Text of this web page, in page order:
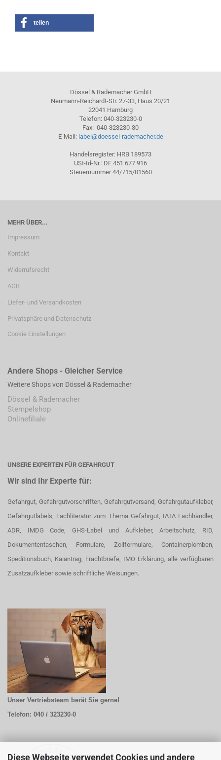
Diese Webseite verwendet Cookies und andere
teilen
Dössel & Rademacher GmbH
Neumann-Reichardt-Str. 27-33, Haus 20/21
22041 Hamburg
Telefon: 040-323230-0
Fax: 040-323230-30
E-Mail: label@doessel-rademacher.de
Handelsregister: HRB 189573
USt-Id-Nr.: DE 451 677 916
Steuernummer 44/715/01560
MEHR ÜBER...
Impressum
Kontakt
Widerrufsrecht
AGB
Liefer- und Versandkosten
Privatsphäre und Datenschutz
Cookie Einstellungen
Andere Shops - Gleicher Service
Weitere Shops von Dössel & Rademacher
Dössel & Rademacher
Stempelshop
Onlinefiliale
UNSERE EXPERTEN FÜR GEFAHRGUT
Wir sind Ihr Experte für:
Gefahrgut, Gefahrgutvorschriften, Gefahrgutversand, Gefahrgutaufkleber,
Gefahrgutlabels, Fachliteratur zum Thema Gefahrgut, IATA Fachhändler,
ADR, IMDG Code, GHS-Label und Aufkleber, Arbeitschutz, RID,
Dokumententaschen, Formulare, Zollformulare, Containerplomben,
Speditionsbuch, Kaiantrag, Frachtbriefe, IMO Erklärung, alle verfügbaren
Zusatzaufkleber sowie schriftliche Weisungen.
Unser Vertriebsteam berät Sie gerne!
Telefon: 040 / 323230-0